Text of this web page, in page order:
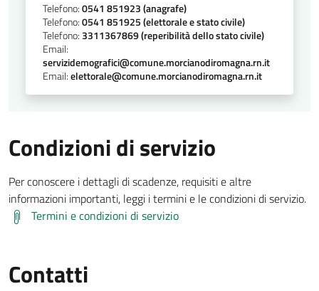
Telefono:0541 851923 (anagrafe)
Telefono:0541 851925 (elettorale e stato civile)
Telefono:3311367869 (reperibilità dello stato civile)
Email:
servizidemografici@comune.morcianodiromagna.rn.it
Email:elettorale@comune.morcianodiromagna.rn.it
Condizioni di servizio
Per conoscere i dettagli di scadenze, requisiti e altre
informazioni importanti, leggi i termini e le condizioni di servizio.
Termini e condizioni di servizio
Contatti